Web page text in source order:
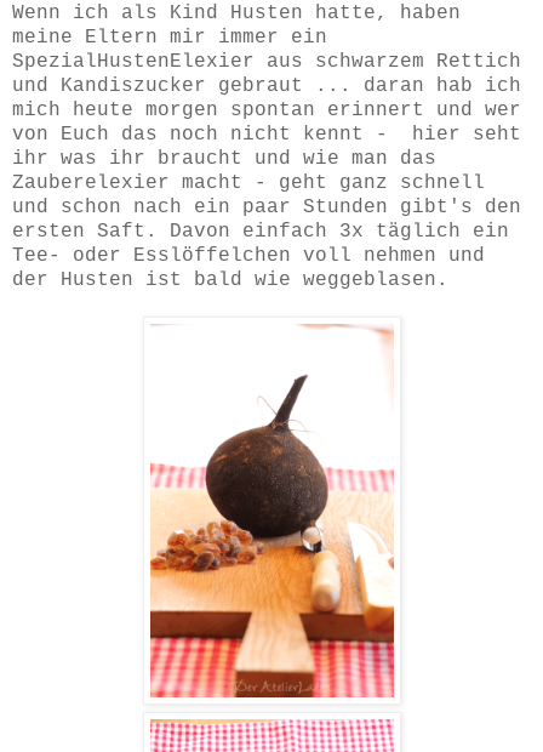
Wenn ich als Kind Husten hatte, haben
meine Eltern mir immer ein
SpezialHustenElexier aus schwarzem Rettich
und Kandiszucker gebraut ... daran hab ich
mich heute morgen spontan erinnert und wer
von Euch das noch nicht kennt - hier seht
ihr was ihr braucht und wie man das
Zauberelexier macht - geht ganz schnell
und schon nach ein paar Stunden gibt's den
ersten Saft. Davon einfach 3x täglich ein
Tee- oder Esslöffelchen voll nehmen und
der Husten ist bald wie weggeblasen.